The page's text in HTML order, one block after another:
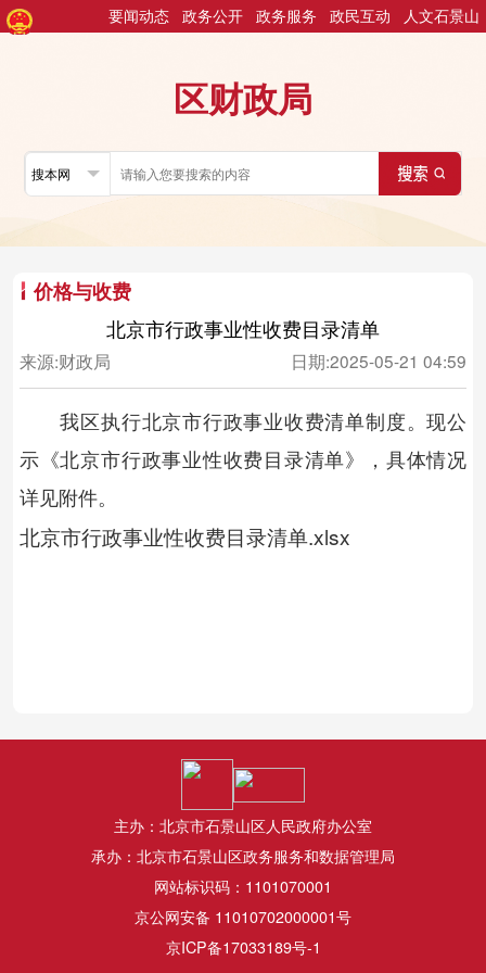
人文石景山
政民互动
政务服务
政务公开
要闻动态
区财政局
价格与收费
北京市行政事业性收费目录清单
来源:财政局 日期:2025-05-21 04:59
我区执行北京市行政事业收费清单制度。现公
示《北京市行政事业性收费目录清单》，具体情况
详见附件。
北京市行政事业性收费目录清单.xlsx
主办：北京市石景山区人民政府办公室
承办：北京市石景山区政务服务和数据管理局
网站标识码：1101070001
京公网安备 11010702000001号
京ICP备17033189号-1